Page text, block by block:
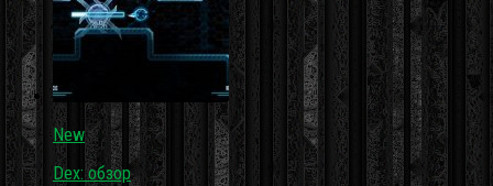
New
Dex: обзор